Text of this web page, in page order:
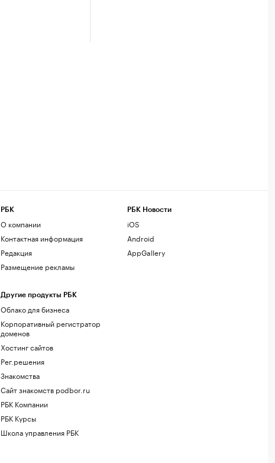
РБК
О компании
Контактная информация
Редакция
Размещение рекламы
Другие продукты РБК
Облако для бизнеса
Корпоративный регистратор
доменов
Хостинг сайтов
Рег.решения
Знакомства
Сайт знакомств podbor.ru
РБК Компании
РБК Курсы
Школа управления РБК
РБК Новости
iOS
Android
AppGallery